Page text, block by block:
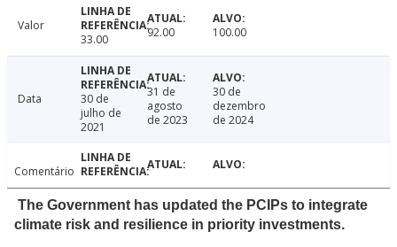
Valor
33.00
92.00 100.00
Data
30 de
julho de
2021
31 de
agosto
de 2023
30 de
dezembro
de 2024
Comentário
The Government has updated the PCIPs to integrate
climate risk and resilience in priority investments.